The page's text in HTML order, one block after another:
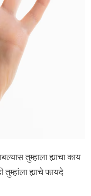
तुम्हाला ह्याचा काय
ह्याचे फायदे